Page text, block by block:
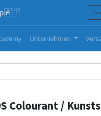
Unternehmen
Colourant /